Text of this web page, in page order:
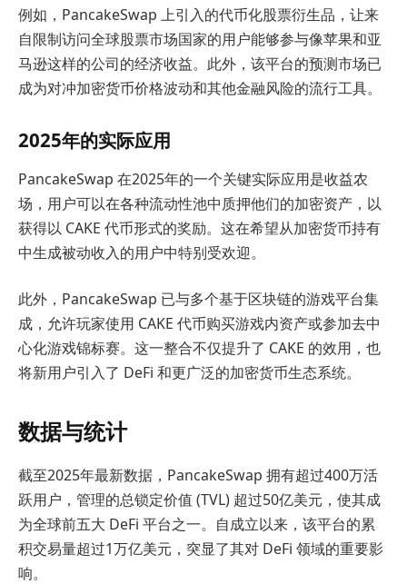
例如，PancakeSwap 上引入的代币化股票衍生品，让来
自限制访问全球股票市场国家的用户能够参与像苹果和亚
马逊这样的公司的经济收益。此外，该平台的预测市场已
成为对冲加密货币价格波动和其他金融风险的流行工具。
2025年的实际应用
PancakeSwap 在2025年的一个关键实际应用是收益农
场，用户可以在各种流动性池中质押他们的加密资产，以
获得以 CAKE 代币形式的奖励。这在希望从加密货币持有
中生成被动收入的用户中特别受欢迎。
此外，PancakeSwap 已与多个基于区块链的游戏平台集
成，允许玩家使用 CAKE 代币购买游戏内资产或参加去中
心化游戏锦标赛。这一整合不仅提升了 CAKE 的效用，也
将新用户引入了 DeFi 和更广泛的加密货币生态系统。
数据与统计
截至2025年最新数据，PancakeSwap 拥有超过400万活
跃用户，管理的总锁定价值 (TVL) 超过50亿美元，使其成
为全球前五大 DeFi 平台之一。自成立以来，该平台的累
积交易量超过1万亿美元，突显了其对 DeFi 领域的重要影
响。